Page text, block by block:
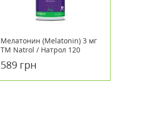
Мелатонин (Melatonin) 3 мг
ТМ Natrol / Натрол 120
589 грн